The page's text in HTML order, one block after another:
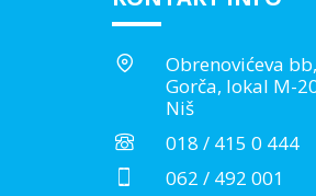
Obrenovićeva
Gorča, lokal M-
Niš
018 / 415 0 444
062 / 492 001